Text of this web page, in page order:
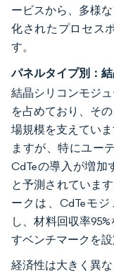
ービスから、多様
化されたプロセス
す。
パネルタイプ別：
結晶シリコンモジ
を占めており、そ
場規模を支えてい
ますが、特にユー
CdTeの導入が増加
と予測されていま
ークは、CdTeモ
し、材料回収率
すベンチマークを設
経済性は大きく異